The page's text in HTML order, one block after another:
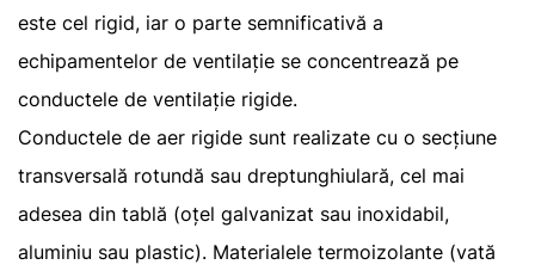
este cel rigid, iar o parte semnificativă a
echipamentelor de ventilație se concentrează pe
conductele de ventilație rigide.
Conductele de aer rigide sunt realizate cu o secțiune
transversală rotundă sau dreptunghiulară, cel mai
adesea din tablă (oțel galvanizat sau inoxidabil,
aluminiu sau plastic). Materialele termoizolante (vată